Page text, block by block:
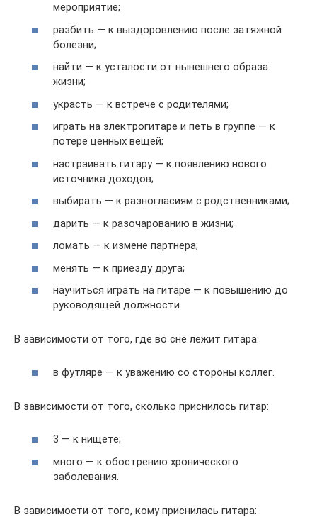
мероприятие;
разбить — к выздоровлению после затяжной
болезни;
найти — к усталости от нынешнего образа
жизни;
украсть — к встрече с родителями;
играть на электрогитаре и петь в группе — к
потере ценных вещей;
настраивать гитару — к появлению нового
источника доходов;
выбирать — к разногласиям с родственниками;
дарить — к разочарованию в жизни;
ломать — к измене партнера;
менять — к приезду друга;
научиться играть на гитаре — к повышению до
руководящей должности.
В зависимости от того, где во сне лежит гитара:
в футляре — к уважению со стороны коллег.
В зависимости от того, сколько приснилось гитар:
3 — к нищете;
много — к обострению хронического
заболевания.
В зависимости от того, кому приснилась гитара: